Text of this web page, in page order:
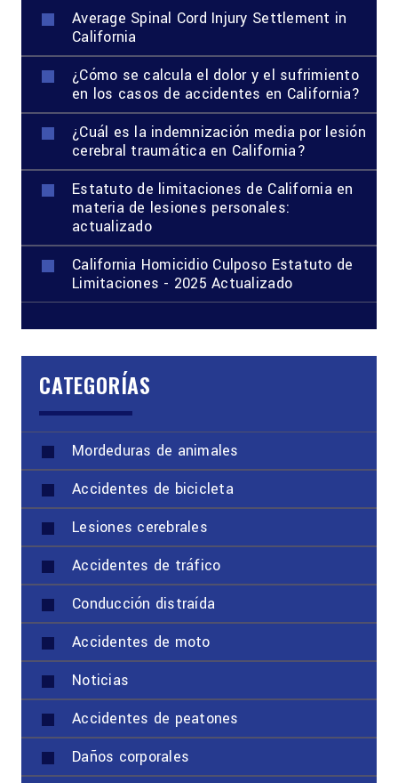
Average Spinal Cord Injury Settlement in
California
¿Cómo se calcula el dolor y el sufrimiento
en los casos de accidentes en California?
¿Cuál es la indemnización media por lesión
cerebral traumática en California?
Estatuto de limitaciones de California en
materia de lesiones personales:
actualizado
California Homicidio Culposo Estatuto de
Limitaciones - 2025 Actualizado
CATEGORÍAS
Mordeduras de animales
Accidentes de bicicleta
Lesiones cerebrales
Accidentes de tráfico
Conducción distraída
Accidentes de moto
Noticias
Accidentes de peatones
Daños corporales